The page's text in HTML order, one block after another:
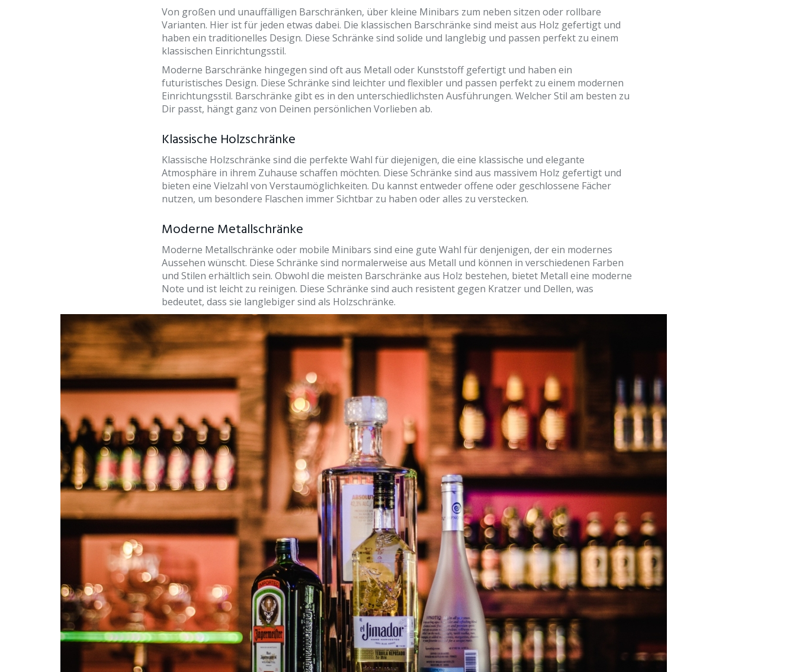
Von großen und unauffälligen Barschränken, über kleine Minibars zum neben sitzen oder rollbare
Varianten. Hier ist für jeden etwas dabei. Die klassischen Barschränke sind meist aus Holz gefertigt und
haben ein traditionelles Design. Diese Schränke sind solide und langlebig und passen perfekt zu einem
klassischen Einrichtungsstil.
Moderne Barschränke hingegen sind oft aus Metall oder Kunststoff gefertigt und haben ein
futuristisches Design. Diese Schränke sind leichter und flexibler und passen perfekt zu einem modernen
Einrichtungsstil. Barschränke gibt es in den unterschiedlichsten Ausführungen. Welcher Stil am besten zu
Dir passt, hängt ganz von Deinen persönlichen Vorlieben ab.
Klassische Holzschränke
Klassische Holzschränke sind die perfekte Wahl für diejenigen, die eine klassische und elegante
Atmosphäre in ihrem Zuhause schaffen möchten. Diese Schränke sind aus massivem Holz gefertigt und
bieten eine Vielzahl von Verstaumöglichkeiten. Du kannst entweder offene oder geschlossene Fächer
nutzen, um besondere Flaschen immer Sichtbar zu haben oder alles zu verstecken.
Moderne Metallschränke
Moderne Metallschränke oder mobile Minibars sind eine gute Wahl für denjenigen, der ein modernes
Aussehen wünscht. Diese Schränke sind normalerweise aus Metall und können in verschiedenen Farben
und Stilen erhältlich sein. Obwohl die meisten Barschränke aus Holz bestehen, bietet Metall eine moderne
Note und ist leicht zu reinigen. Diese Schränke sind auch resistent gegen Kratzer und Dellen, was
bedeutet, dass sie langlebiger sind als Holzschränke.